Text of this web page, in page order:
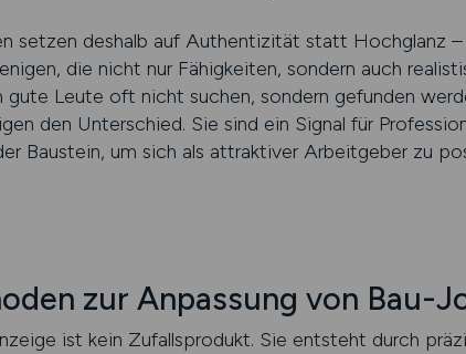
setzen deshalb auf Authentizität statt Hochglanz
die nicht nur Fähigkeiten, sondern auch
Leute oft nicht suchen, sondern gefunden
den Unterschied. Sie sind ein Signal für
Baustein, um sich als attraktiver Arbeitgeber zu
zur Anpassung von Bau-
ist kein Zufallsprodukt. Sie entsteht durch